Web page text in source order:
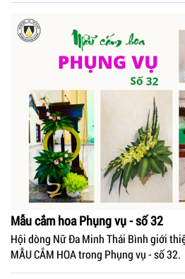
Mẫu cắm hoa Phụng vụ - số 32
Hội dòng Nữ Đa Minh Thái Bình giới
MẪU CẮM HOA trong Phụng vụ - số 32.